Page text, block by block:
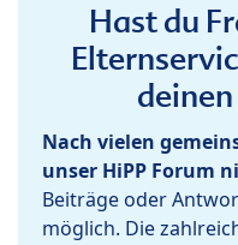
Hast du
Nach vielen
unser HiPP Forum
Beiträge oder
möglich. Die